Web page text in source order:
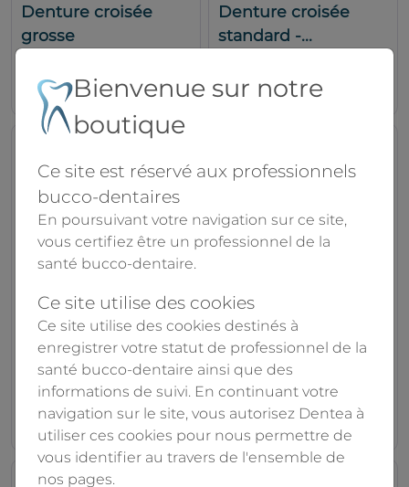
Denture croisée
grosse
41.50€
Denture croisée
standard -...
21.00€
HF073CE-023 -
Denture croisée
standard -...
NTI
21.00€
HF073CE-060 -
Denture croisée
standard -...
NTI
33.50€
Bienvenue sur notre
boutique
Ce site est réservé aux professionnels
bucco-dentaires
En poursuivant votre navigation sur ce site,
vous certifiez être un professionnel de la
santé bucco-dentaire.
Ce site utilise des cookies
Ce site utilise des cookies destinés à
enregistrer votre statut de professionnel de la
santé bucco-dentaire ainsi que des
informations de suivi. En continuant votre
navigation sur le site, vous autorisez Dentea à
utiliser ces cookies pour nous permettre de
vous identifier au travers de l'ensemble de
nos pages.